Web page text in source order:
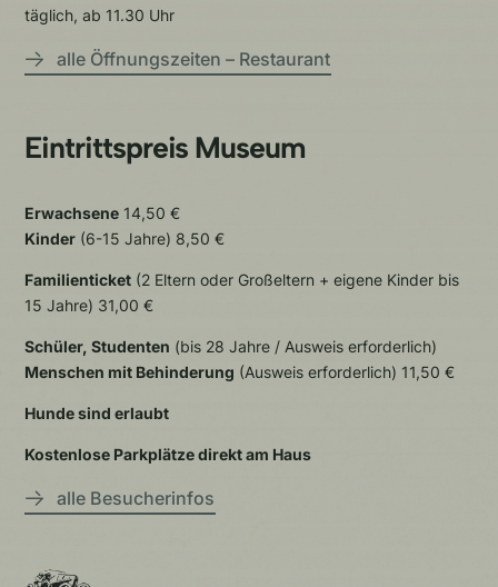
täglich, ab 11.30 Uhr
alle Öffnungszeiten – Restaurant
Eintrittspreis Museum
Erwachsene 14,50 €
Kinder (6-15 Jahre) 8,50 €
Familienticket (2 Eltern oder Großeltern + eigene Kinder bis
15 Jahre) 31,00 €
Schüler, Studenten (bis 28 Jahre / Ausweis erforderlich)
Menschen mit Behinderung (Ausweis erforderlich) 11,50 €
Hunde sind erlaubt
Kostenlose Parkplätze direkt am Haus
alle Besucherinfos